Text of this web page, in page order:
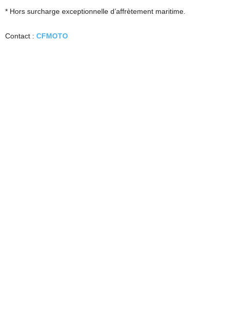
* Hors surcharge exceptionnelle d’affrètement maritime.
Contact : CFMOTO